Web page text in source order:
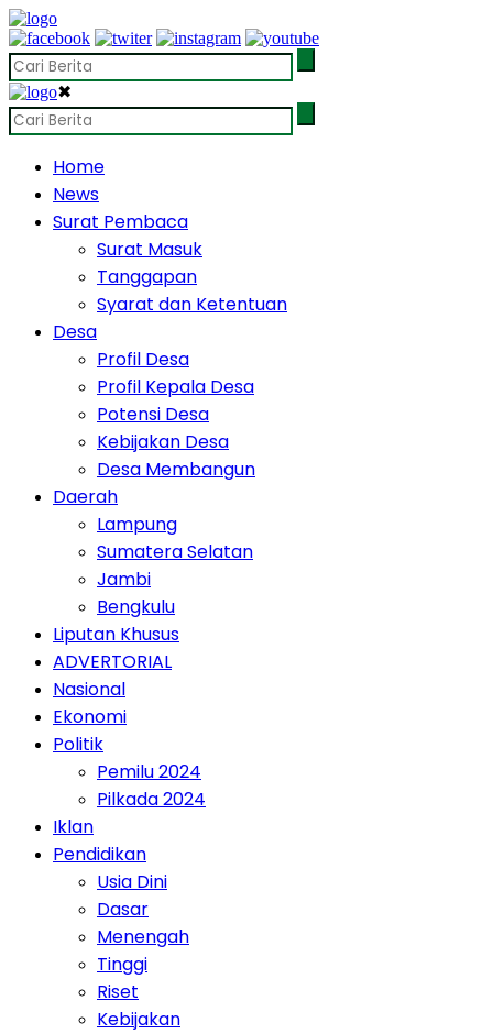
✖
Home
News
Surat Pembaca
Surat Masuk
Tanggapan
Syarat dan Ketentuan
Desa
Profil Desa
Profil Kepala Desa
Potensi Desa
Kebijakan Desa
Desa Membangun
Daerah
Lampung
Sumatera Selatan
Jambi
Bengkulu
Liputan Khusus
ADVERTORIAL
Nasional
Ekonomi
Politik
Pemilu 2024
Pilkada 2024
Iklan
Pendidikan
Usia Dini
Dasar
Menengah
Tinggi
Riset
Kebijakan